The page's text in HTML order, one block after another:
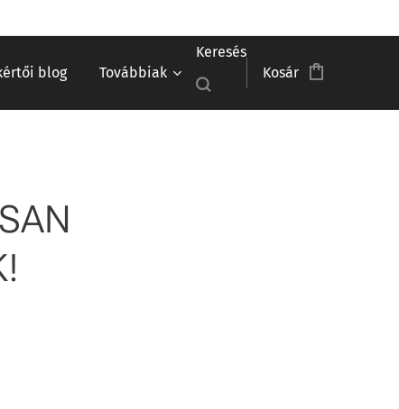
blog Továbbiak
Keresés
Kosár